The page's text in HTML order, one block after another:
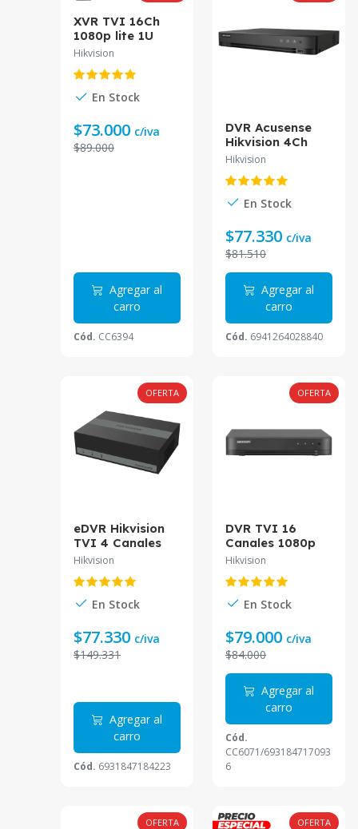
XVR TVI 16Ch
1080p lite 1U
1HDD h.265 MD
7216HGHI-M1(E)
Hikvision
En Stock
$73.000 c/iva
$89.000
Agregar al
carro
Cód. CC6394
DVR Acusense
Hikvision 4Ch
1080P,
Facial iDS-
7204HQHI-
Hikvision
En Stock
$77.330 c/iva
$81.510
Agregar al
carro
Cód. 6941264028840
OFERTA
eDVR Hikvision
TVI 4 Canales
1080P Lite con
DS-E04HGHI-B*
Hikvision
En Stock
$77.330 c/iva
$149.331
Agregar al
carro
Cód. 6931847184223
OFERTA
DVR TVI 16
Canales 1080p
DS-7216HGHI-M1
Hikvision
En Stock
$79.000 c/iva
$84.000
Agregar al
carro
Cód.
CC6071/693184717093
6
OFERTA OFERTA